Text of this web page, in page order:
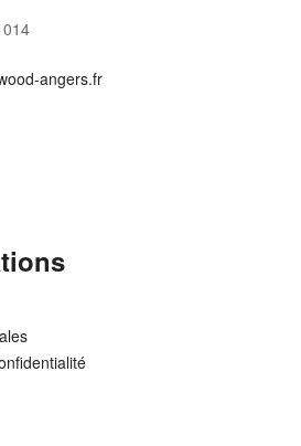
angers.fr